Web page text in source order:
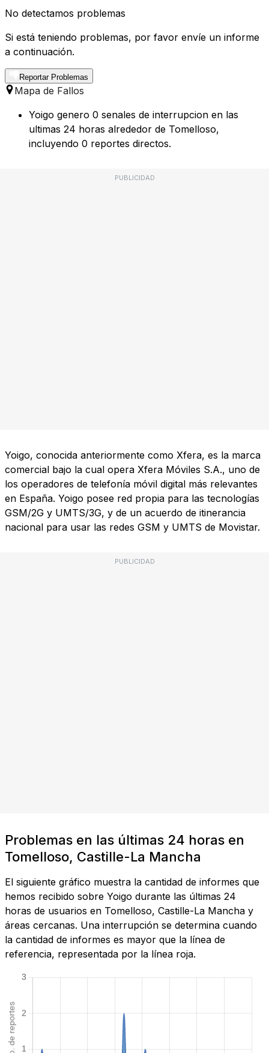
No detectamos problemas
Si está teniendo problemas, por favor envíe un informe
a continuación.
Reportar Problemas
Mapa de Fallos
Yoigo genero 0 senales de interrupcion en las
ultimas 24 horas alrededor de Tomelloso,
incluyendo 0 reportes directos.
PUBLICIDAD
Yoigo, conocida anteriormente como Xfera, es la marca
comercial bajo la cual opera Xfera Móviles S.A., uno de
los operadores de telefonía móvil digital más relevantes
en España. Yoigo posee red propia para las tecnologías
GSM/2G y UMTS/3G, y de un acuerdo de itinerancia
nacional para usar las redes GSM y UMTS de Movistar.
PUBLICIDAD
Problemas en las últimas 24 horas en
Tomelloso, Castille-La Mancha
El siguiente gráfico muestra la cantidad de informes que
hemos recibido sobre Yoigo durante las últimas 24
horas de usuarios en Tomelloso, Castille-La Mancha y
áreas cercanas. Una interrupción se determina cuando
la cantidad de informes es mayor que la línea de
referencia, representada por la línea roja.